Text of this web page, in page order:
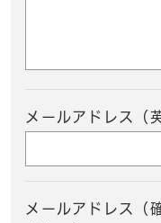
メールアドレス（
メールアドレス（